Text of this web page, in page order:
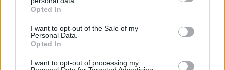
grant or deny consent to Google and its third-party tags to
use your data for below specified purposes in below Google
consent section.
Opted In
I want to opt-out of the Sale of my
Personal Data.
Opted In
I want to opt-out of processing my